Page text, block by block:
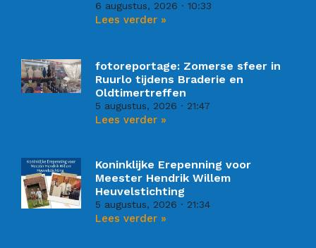
6 augustus, 2026 10:33
Lees verder »
fotoreportage: Zomerse sfeer in
Ruurlo tijdens Braderie en
Oldtimertreffen
5 augustus, 2026 21:47
Lees verder »
Koninklijke Erepenning voor
Meester Hendrik Willem
Heuvelstichting
5 augustus, 2026 21:34
Lees verder »